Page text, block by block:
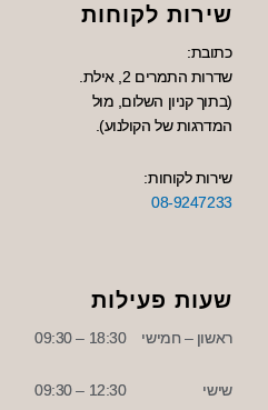
שירות לקוחות
כתובת:
שדרות התמרים 2, אילת.
(בתוך קניון השלום, מול
המדרגות של הקולנוע).
שירות לקוחות:
08-9247233
שעות פעילות
ראשון – חמישי
שישי
18:30 – 09:30
12:30 – 09:30